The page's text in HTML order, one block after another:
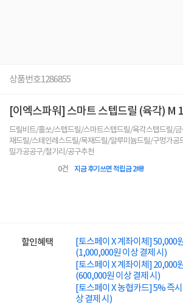
상품번호1286855
[이엑스파워] 스마트 스텝드릴 (육각) M
드릴비트/홀쏘/스텝드릴/스마트스텝드릴/육각스텝드릴/
재드릴/스테인레스드릴/목재드릴/알루미늄드릴/구멍가공
밀가공공구/철기리/공구추천
0건 지금 후기쓰면 적립금 2배!
할인혜택
[토스페이 X 계좌이체] 50,000
(1,000,000원 이상 결제 시)
[토스페이 X 계좌이체] 20,000
(600,000원 이상 결제 시)
[토스페이 X 농협카드] 5% 즉
상 결제 시)